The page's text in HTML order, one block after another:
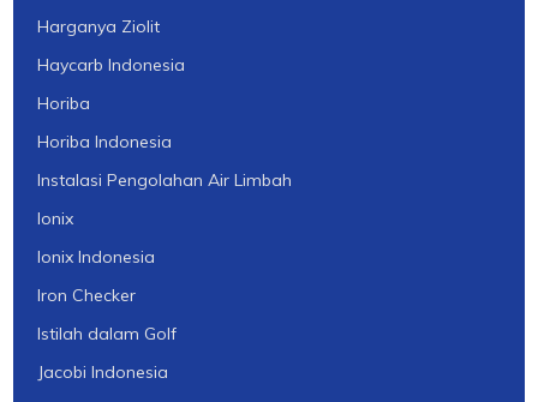
Harganya Ziolit
Haycarb Indonesia
Horiba
Horiba Indonesia
Instalasi Pengolahan Air Limbah
Ionix
Ionix Indonesia
Iron Checker
Istilah dalam Golf
Jacobi Indonesia